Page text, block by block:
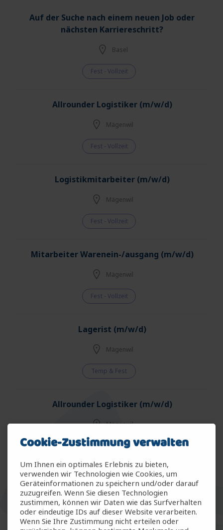
Auf der Suche nach einem neuen Job oder
nächsten Karriereschritt?
Basel
Fest - Vollzeit
Allrounder Logistiker (m/w/d)
Mägenwil
Fest - Vollzeit
Logistikmitarbeiter (m/w/d)
Mägenwil
Fest - Vollzeit
Mitarbeiter Warenein-/ausgang (m/w/d)
Mägenwil
Fest - Vollzeit
Lagerist (m/w/d)
Mägenwil
Temp & Fest
Allrounder Logistiker (m/w/d)
Mägenwil
Temp & Fest
Allrounder Gartenbau (m/w/d)
Arbon
Temp & Fest
Cookie-Zustimmung verwalten
Um Ihnen ein optimales Erlebnis zu bieten,
verwenden wir Technologien wie Cookies, um
Geräteinformationen zu speichern und/oder darauf
zuzugreifen. Wenn Sie diesen Technologien
zustimmen, können wir Daten wie das Surfverhalten
oder eindeutige IDs auf dieser Website verarbeiten.
Wenn Sie Ihre Zustimmung nicht erteilen oder